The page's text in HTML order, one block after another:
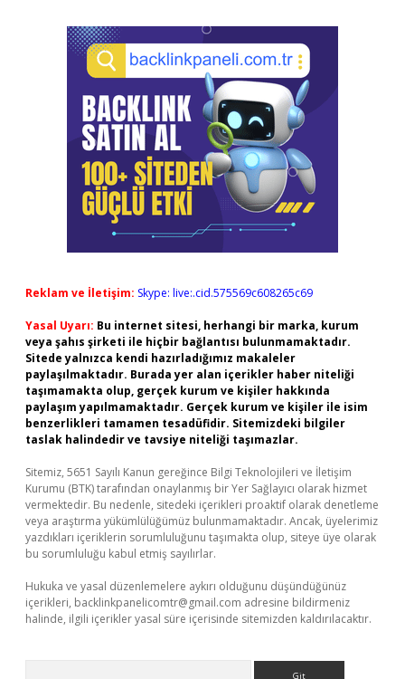
Reklam ve İletişim: Skype: live:.cid.575569c608265c69
Yasal Uyarı: Bu internet sitesi, herhangi bir marka, kurum
veya şahıs şirketi ile hiçbir bağlantısı bulunmamaktadır.
Sitede yalnızca kendi hazırladığımız makaleler
paylaşılmaktadır. Burada yer alan içerikler haber niteliği
taşımamakta olup, gerçek kurum ve kişiler hakkında
paylaşım yapılmamaktadır. Gerçek kurum ve kişiler ile isim
benzerlikleri tamamen tesadüfidir. Sitemizdeki bilgiler
taslak halindedir ve tavsiye niteliği taşımazlar.
Sitemiz, 5651 Sayılı Kanun gereğince Bilgi Teknolojileri ve İletişim
Kurumu (BTK) tarafından onaylanmış bir Yer Sağlayıcı olarak hizmet
vermektedir. Bu nedenle, sitedeki içerikleri proaktif olarak denetleme
veya araştırma yükümlülüğümüz bulunmamaktadır. Ancak, üyelerimiz
yazdıkları içeriklerin sorumluluğunu taşımakta olup, siteye üye olarak
bu sorumluluğu kabul etmiş sayılırlar.
Hukuka ve yasal düzenlemelere aykırı olduğunu düşündüğünüz
içerikleri, backlinkpanelicomtr@gmail.com adresine bildirmeniz
halinde, ilgili içerikler yasal süre içerisinde sitemizden kaldırılacaktır.